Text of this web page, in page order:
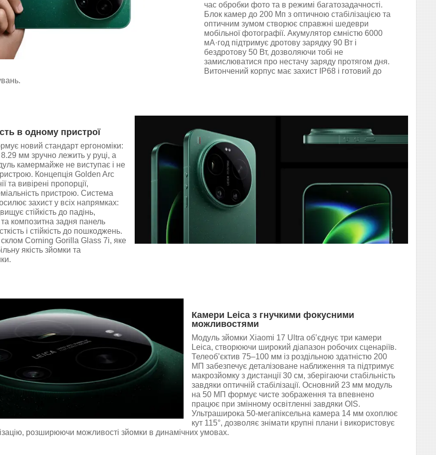
час обробки фото та в режимі багатозадачності.
Блок камер до 200 Мп з оптичною стабілізацією та
оптичним зумом створює справжні шедеври
мобільної фотографії. Акумулятор ємністю 6000
мА·год підтримує дротову зарядку 90 Вт і
бездротову 50 Вт, дозволяючи тобі не
замислюватися про нестачу заряду протягом дня.
Витончений корпус має захист IP68 і готовий до
в одному пристрої
новий стандарт ергономіки:
мм зручно лежить у руці, а
камермайже не виступає і не
Концепція Golden Arc
та вивірені пропорції,
пристрою. Система
захист у всіх напрямках:
стійкість до падінь,
композитна задня панель
і стійкість до пошкоджень.
Corning Gorilla Glass 7i, яке
якість зйомки та
Камери Leica з гнучкими фокусними
можливостями
Модуль зйомки Xiaomi 17 Ultra об’єднує три камери
Leica, створюючи широкий діапазон робочих сценаріїв.
Телеоб’єктив 75–100 мм із роздільною здатністю 200
МП забезпечує деталізоване наближення та підтримує
макрозйомку з дистанції 30 см, зберігаючи стабільність
завдяки оптичній стабілізації. Основний 23 мм модуль
на 50 МП формує чисте зображення та впевнено
працює при змінному освітленні завдяки OIS.
Ультраширока 50-мегапіксельна камера 14 мм охоплює
кут 115°, дозволяє знімати крупні плани і використовує
розширюючи можливості зйомки в динамічних умовах.